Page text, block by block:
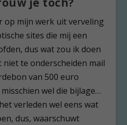
op mijn werk uit verveling
sites die mij een
dus wat zou ik doen
niet te onderscheiden mail
van 500 euro
wel die bijlage…
verleden wel eens wat
dus, waarschuwt